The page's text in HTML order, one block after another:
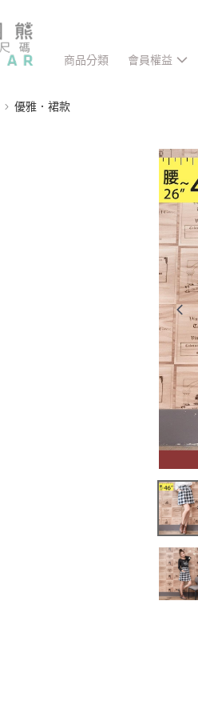
商品分類 會員權益
優雅．裙款